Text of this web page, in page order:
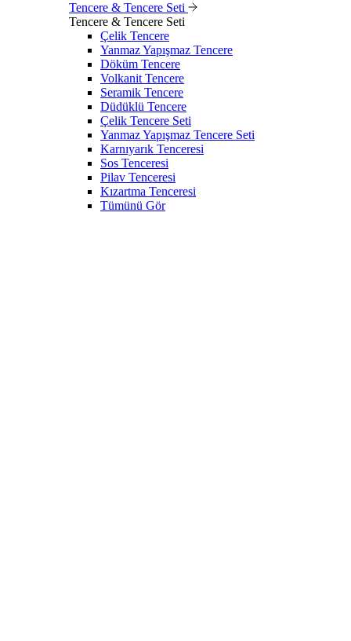
Tencere & Tencere Seti
Tencere & Tencere Seti
Çelik Tencere
Yanmaz Yapışmaz Tencere
Döküm Tencere
Volkanit Tencere
Seramik Tencere
Düdüklü Tencere
Çelik Tencere Seti
Yanmaz Yapışmaz Tencere Seti
Karnıyarık Tenceresi
Sos Tenceresi
Pilav Tenceresi
Kızartma Tenceresi
Tümünü Gör